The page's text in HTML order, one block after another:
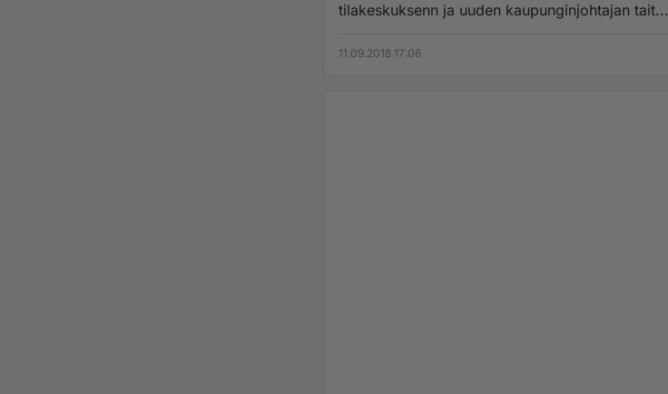
tilakeskuksenn ja uuden kaupunginjohtajan tait...
11.09.2018 17:06